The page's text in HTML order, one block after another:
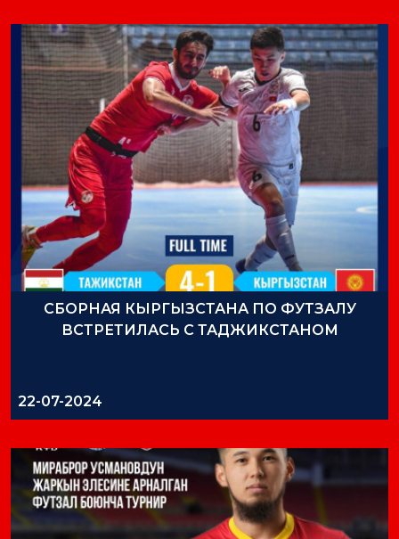
СБОРНАЯ КЫРГЫЗСТАНА ПО ФУТЗАЛУ
ВСТРЕТИЛАСЬ С ТАДЖИКСТАНОМ
22-07-2024